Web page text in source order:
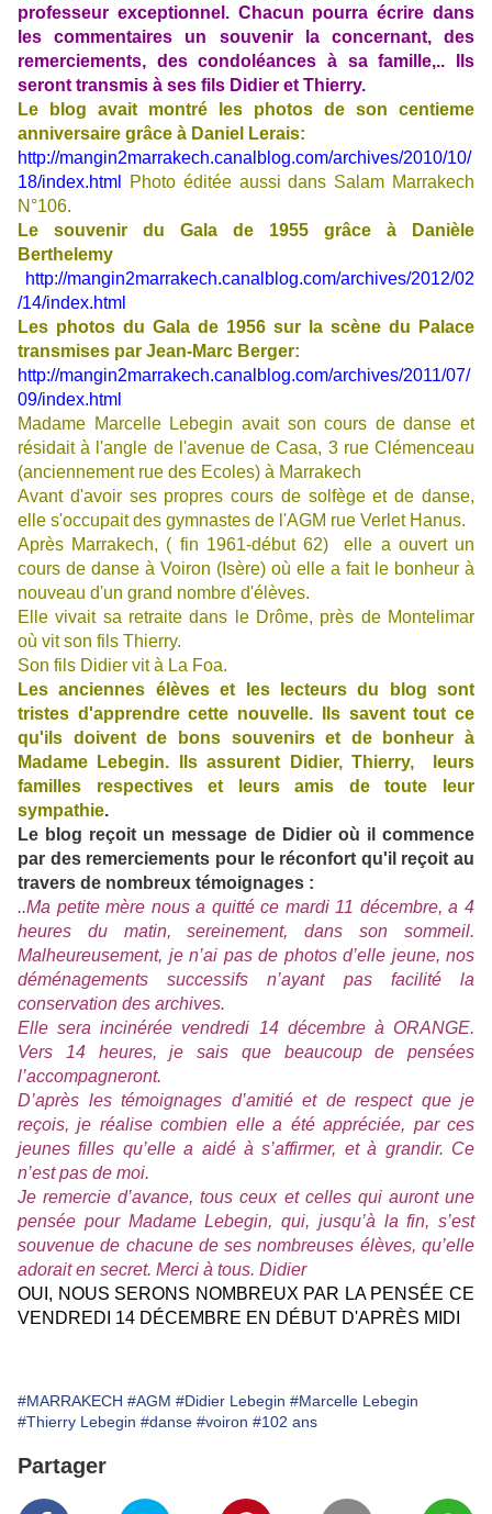
professeur exceptionnel. Chacun pourra écrire dans
les commentaires un souvenir la concernant, des
remerciements, des condoléances à sa famille,.. Ils
seront transmis à ses fils Didier et Thierry.
Le blog avait montré les photos de son centieme
anniversaire grâce à Daniel Lerais:
http://mangin2marrakech.canalblog.com/archives/2010/10/
18/index.html
Photo éditée aussi dans Salam Marrakech
N°106.
Le souvenir du Gala de 1955 grâce à Danièle
Berthelemy
http://mangin2marrakech.canalblog.com/archives/2012/02
/14/index.html
Les photos du Gala de 1956 sur la scène du Palace
transmises par Jean-Marc Berger:
http://mangin2marrakech.canalblog.com/archives/2011/07/
09/index.html
Madame Marcelle Lebegin avait son cours de danse et
résidait à l'angle de l'avenue de Casa, 3 rue Clémenceau
(anciennement rue des Ecoles) à Marrakech
Avant d'avoir ses propres cours de solfège et de danse,
elle s'occupait des gymnastes de l'AGM rue Verlet Hanus.
Après Marrakech, ( fin 1961-début 62) elle a ouvert un
cours de danse à Voiron (Isère) où elle a fait le bonheur à
nouveau d'un grand nombre d'élèves.
Elle vivait sa retraite dans le Drôme, près de Montelimar
où vit son fils Thierry.
Son fils Didier vit à La Foa.
Les anciennes élèves et les lecteurs du blog sont
tristes d'apprendre cette nouvelle. Ils savent tout ce
qu'ils doivent de bons souvenirs et de bonheur à
Madame Lebegin. Ils assurent Didier, Thierry, leurs
familles respectives et leurs amis de toute leur
sympathie.
Le blog reçoit un message de Didier où il commence
par des remerciements pour le réconfort qu'il reçoit au
travers de nombreux témoignages :
..Ma petite mère nous a quitté ce mardi 11 décembre, a 4
heures du matin, sereinement, dans son sommeil.
Malheureusement, je n’ai pas de photos d’elle jeune, nos
déménagements successifs n’ayant pas facilité la
conservation des archives.
Elle sera incinérée vendredi 14 décembre à ORANGE.
Vers 14 heures, je sais que beaucoup de pensées
l’accompagneront.
D’après les témoignages d’amitié et de respect que je
reçois, je réalise combien elle a été appréciée, par ces
jeunes filles qu’elle a aidé à s’affirmer, et à grandir. Ce
n’est pas de moi.
Je remercie d’avance, tous ceux et celles qui auront une
pensée pour Madame Lebegin, qui, jusqu’à la fin, s’est
souvenue de chacune de ses nombreuses élèves, qu’elle
adorait en secret. Merci à tous. Didier
OUI, NOUS SERONS NOMBREUX PAR LA PENSÉE CE
VENDREDI 14 DÉCEMBRE EN DÉBUT D'APRÈS MIDI
#MARRAKECH #AGM #Didier Lebegin #Marcelle Lebegin
#Thierry Lebegin #danse #voiron #102 ans
Partager